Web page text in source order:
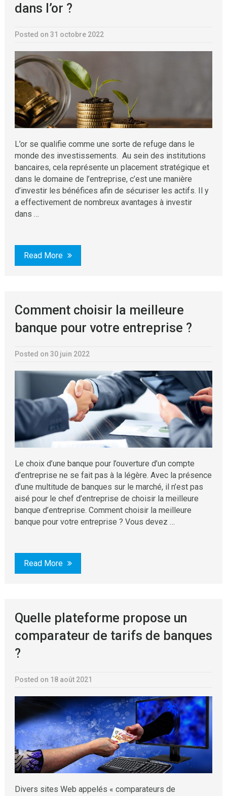
dans l’or ?
Posted on 31 octobre 2022
L’or se qualifie comme une sorte de refuge dans le
monde des investissements. Au sein des institutions
bancaires, cela représente un placement stratégique et
dans le domaine de l’entreprise, c’est une manière
d’investir les bénéfices afin de sécuriser les actifs. Il y
a effectivement de nombreux avantages à investir
dans …
Read More
Comment choisir la meilleure
banque pour votre entreprise ?
Posted on 30 juin 2022
Le choix d’une banque pour l’ouverture d’un compte
d’entreprise ne se fait pas à la légère. Avec la présence
d’une multitude de banques sur le marché, il n’est pas
aisé pour le chef d’entreprise de choisir la meilleure
banque d’entreprise. Comment choisir la meilleure
banque pour votre entreprise ? Vous devez …
Read More
Quelle plateforme propose un
comparateur de tarifs de banques
?
Posted on 18 août 2021
Divers sites Web appelés « comparateurs de